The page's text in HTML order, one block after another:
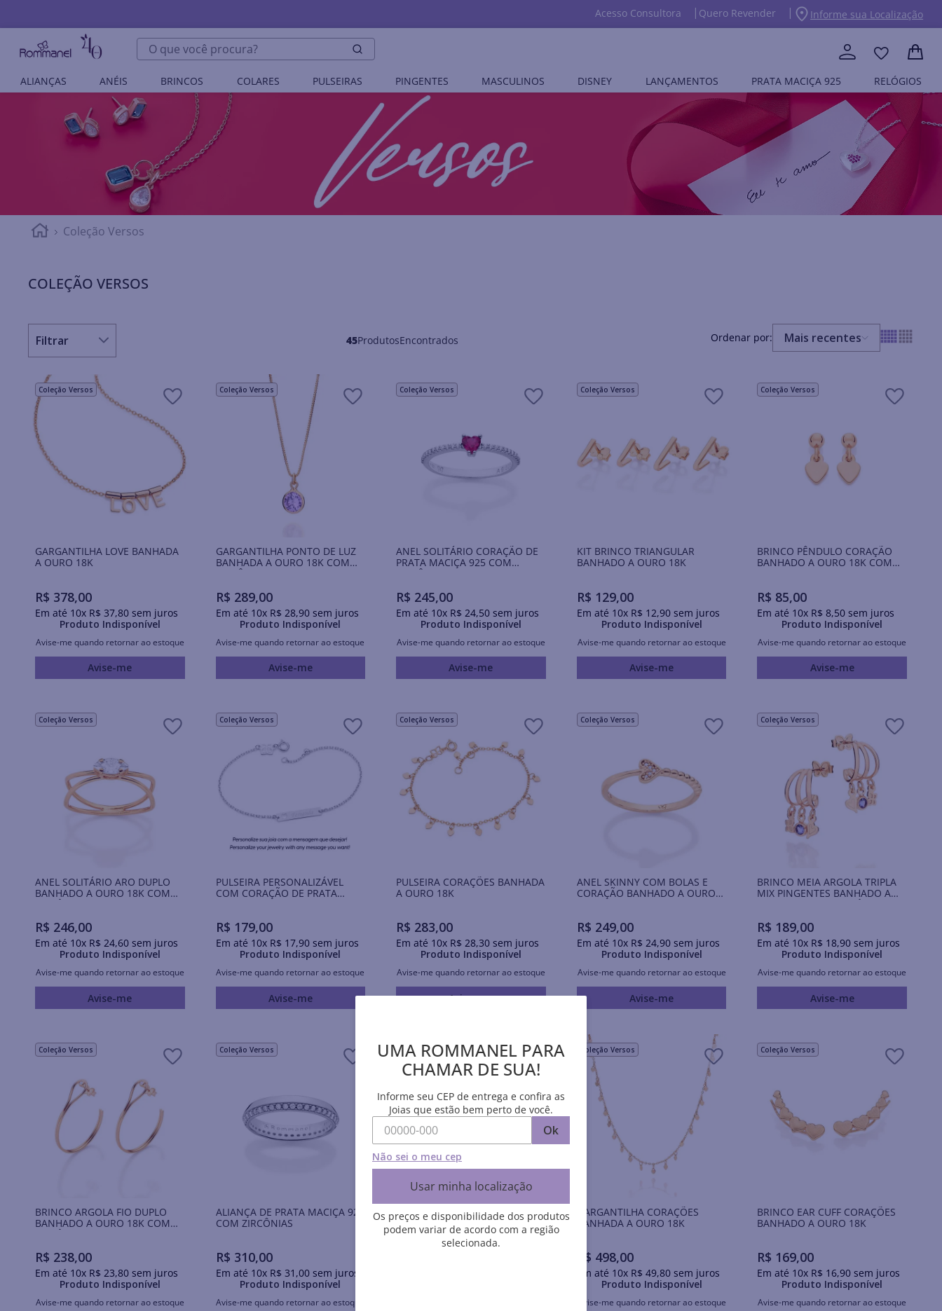
Acesso Consultora Quero Revender Informe sua Localização
O que você procura?
ALIANÇAS ANÉIS BRINCOS COLARES PULSEIRAS PINGENTES MASCULINOS DISNEY LANÇAMENTOS PRATA MACIÇA 925 RELÓGIOS
Coleção Versos
COLEÇÃO VERSOS
45Produtos Mais recentes
Coleção Versos
GARGANTILHA LOVE BANHADA
A OURO 18K
R$ 378,00
Em até 10x R$ 37,80 sem juros
Produto Indisponível
Avise-me quando retornar ao estoque
Avise-me
Coleção Versos
GARGANTILHA PONTO DE LUZ
BANHADA A OURO 18K COM
ZIRCÔNIA
R$ 289,00
Em até 10x R$ 28,90sem juros
Produto Indisponível
Avise-me quando retornar ao estoque
Avise-me
Coleção Versos
ANEL SOLITÁRIO CORAÇÃO DE
PRATA MACIÇA 925 COM
ZIRCÔNIAS
R$ 245,00
Em até 10x R$ 24,50 sem juros
Produto Indisponível
Avise-me quando retornar ao estoque
Avise-me
Coleção Versos
KIT BRINCO TRIANGULAR
BANHADO A OURO 18K
R$ 129,00
Em até 10x R$ 12,90sem juros
Produto Indisponível
Avise-me quando retornar ao estoque
Avise-me
Coleção Versos
BRINCO PÊNDULO CORAÇÃO
BANHADO A OURO 18K COM
R$ 85,00
Em até 10x R$ 8,50 sem juros
Produto Indisponível
Avise-me quando retornar ao estoque
Avise-me
Coleção Versos
ANEL SOLITÁRIO ARO DUPLO
BANHADO A OURO 18K COM
ZIRCÔNIA
R$ 246,00
Em até 10x R$ 24,60 sem juros
Produto Indisponível
Avise-me quando retornar ao estoque
Avise-me
Coleção Versos
PULSEIRA PERSONALIZÁVEL
COM CORAÇÃO DE PRATA
R$ 179,00
Em até 10x R$ 17,90sem juros
Produto Indisponível
Avise-me quando retornar ao estoque
Avise-me
Coleção Versos
PULSEIRA CORAÇÕES BANHADA
A OURO 18K
R$ 283,00
Em até 10x R$ 28,30 sem juros
Produto Indisponível
Avise-me quando retornar ao estoque
Avise-me
Coleção Versos
ANEL SKINNY COM BOLAS E
CORAÇÃO BANHADO A OURO
R$ 249,00
Em até 10x R$ 24,90sem juros
Produto Indisponível
Avise-me quando retornar ao estoque
Avise-me
Coleção Versos
BRINCO MEIA ARGOLA TRIPLA
MIX PINGENTES BANHADO A
OURO 18K COM ZIRCÔNIAS
R$ 189,00
Em até 10x R$ 18,90 sem juros
Produto Indisponível
Avise-me quando retornar ao estoque
Avise-me
Coleção Versos
BRINCO ARGOLA FIO DUPLO
BANHADO A OURO 18K COM
ZIRCÔNIAS
R$ 238,00
Em até 10x R$ 23,80 sem juros
Produto Indisponível
Avise-me quando retornar ao estoque
Coleção Versos
ALIANÇA DE PRATA MACIÇA 925
COM ZIRCÔNIAS
R$ 310,00
Em até 10x R$ 31 ,00sem juros
Produto Indisponível
Avise-me quando retornar ao estoque
Coleção Versos
BRINCO PÊNDULO BANHADO A
OURO 18K COM ZIRCÔNIAS
Coleção Versos
GARGANTILHA CORAÇÕES
BANHADA A OURO 18K
R$ 498,00
Em até 10x R$ 49,80sem juros
Produto Indisponível
Avise-me quando retornar ao estoque
Coleção Versos
BRINCO EAR CUFF CORAÇÕES
BANHADO A OURO 18K
R$ 169,00
Em até 10x R$ 16,90 sem juros
Produto Indisponível
Avise-me quando retornar ao estoque
UMA ROMMANEL PARA
CHAMAR DE SUA!
Informe seu CEP de entrega e confira as
Joias que estão bem perto de você.
Ok
Não sei o meu cep
Usar minha localização
Os preços e disponibilidade dos produtos
podem variar de acordo com a região
selecionada.